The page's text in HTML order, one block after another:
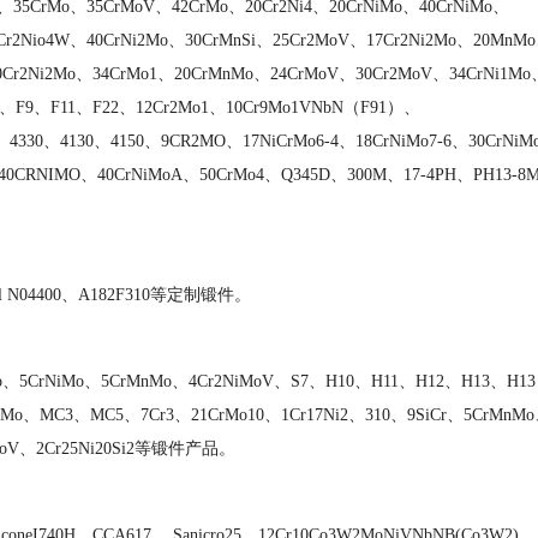
35CrMo、35CrMoV、42CrMo、20Cr2Ni4、20CrNiMo、40CrNiMo、
、40CrNi2Mo、30CrMnSi、25Cr2MoV、17Cr2Ni2Mo、
、34CrMo1、20CrMnMo、24CrMoV、30Cr2MoV、34CrNi1Mo
、F11、F22、12Cr2Mo1、10Cr9Mo1VNbN（F91）、
、4130、4150、9CR2MO、17NiCrMo6-4、18CrNiMo7-6、
、40CrNiMoA、50CrMo4、Q345D、300M、17-4PH、PH13-
、A182F310等定制锻件。
5CrNiMo、5CrMnMo、4Cr2NiMoV、S7、H10、H11、H12、H13、H13
、MC3、MC5、7Cr3、21CrMo10、1Cr17Ni2、310、9SiCr、5CrMnMo
、2Cr25Ni20Si2等锻件产品。